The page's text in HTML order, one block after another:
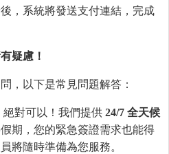
，系統將發送支付連結，完成
疑慮！
，以下是常見問題解答：
絕對可以！我們提供 24/7 全天候
期，您的緊急簽證需求也能得
將隨時準備為您服務。